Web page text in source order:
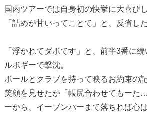
国内ツアーでは自身初の快挙に大喜び
「詰めが甘いってことで」と、反省し
「浮かれてダボです」と、前半3番に
ルボギーで撃沈。
ボールとクラブを持って映るお約束の
笑顔を見せたが「帳尻合わせてもーた
ーから、イーブンパーまで落ちれば心